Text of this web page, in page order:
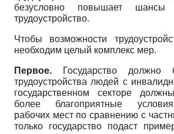
безусловно повышает
трудоустройство.
Чтобы возможности
необходим целый комплекс мер.
Первое. Государство должно
трудоустройства людей с
государственном секторе
более благоприятные
рабочих мест по сравнению с
только государство подаст